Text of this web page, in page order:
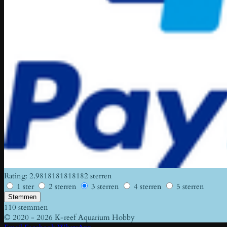
Rating: 2.9818181818182 sterren
1 ster
2 sterren 3 sterren 4 sterren 5 sterren
Stemmen
110 stemmen
© 2020 - 2026 K-reef Aquarium Hobby